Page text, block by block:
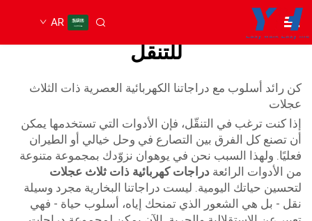
AR
سكوتر كهربائي بثلاث عجلات
للتنقل
كن رائد أسلوب مع دراجاتنا الكهربائية العصرية ذات الثلاث
عجلات
إذا كنت ترغب في التنقّل، فإن الأدوات التي تستخدمها يمكن
أن تصنع كل الفرق بين التصارع في وحل خيالي أو الطيران
فعليًا. ولهذا السبب نحن في يوهوان نزوّدك بمجموعة متنوعة
من الأدوات الرائعة دراجات كهربائية ذات ثلاث عجلات
لتحسين حياتك اليومية. ليست دراجاتنا البخارية مجرد وسيلة
نقل - بل هي الشعور الذي تمنحك إياه، أسلوب حياة - فهي